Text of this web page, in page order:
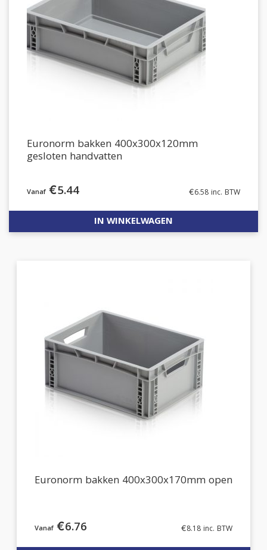
Euronorm bakken 400x300x120mm
gesloten handvatten
€5.44 €6.58 inc. BTW
IN WINKELWAGEN
Euronorm bakken 400x300x170mm open
€6.76 €8.18 inc. BTW